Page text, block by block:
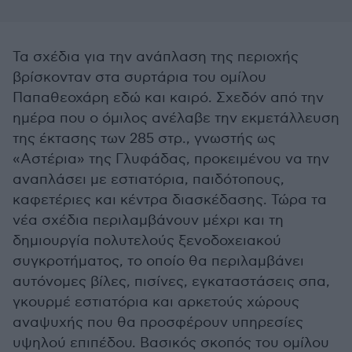
Τα σχέδια για την ανάπλαση της περιοχής
βρίσκονταν στα συρτάρια του ομίλου
Παπαθεοχάρη εδώ και καιρό. Σχεδόν από την
ημέρα που ο όμιλος ανέλαβε την εκμετάλλευση
της έκτασης των 285 στρ., γνωστής ως
«Αστέρια» της Γλυφάδας, προκειμένου να την
αναπλάσει με εστιατόρια, παιδότοπους,
καφετέριες και κέντρα διασκέδασης. Τώρα τα
νέα σχέδια περιλαμβάνουν μέχρι και τη
δημιουργία πολυτελούς ξενοδοχειακού
συγκροτήματος, το οποίο θα περιλαμβάνει
αυτόνομες βίλες, πισίνες, εγκαταστάσεις σπα,
γκουρμέ εστιατόρια και αρκετούς χώρους
αναψυχής που θα προσφέρουν υπηρεσίες
υψηλού επιπέδου. Βασικός σκοπός του ομίλου